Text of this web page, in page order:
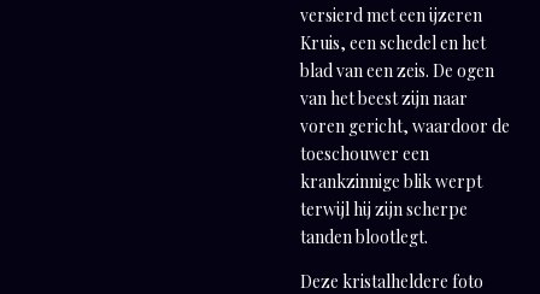
versierd met een ijzeren
Kruis, een schedel en het
blad van een zeis. De ogen
van het beest zijn naar
voren gericht, waardoor de
toeschouwer een
krankzinnige blik werpt
terwijl hij zijn scherpe
tanden blootlegt.
Deze kristalheldere foto